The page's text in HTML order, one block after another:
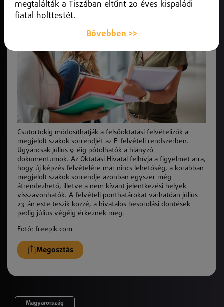
Csütörtökig módosíthatják a felsőoktatási felvételizők a
megjelölt szakok sorrendjét az E-felvételi rendszerben.
Ugyancsak július 9-éig pótolhatók a hiányzó
dokumentumok. Az Oktatási Hivatal felhívja a figyelmet arra,
hogy új képzés felvételére már nincs lehetőség, a korábban
megjelölt szakok sorrendje azonban egyszer még
átrendezhető, illetve a nem kívánt jelentkezési helyek
visszavonhatók. A felvételi ponthatárokat várhatóan július
23-án este teszik közzé, a hivatalos besorolási döntések
pedig július végéig érkeznek meg.
Fotó: freepik.com
Megosztás
Magyarország
megtalálták a Tiszában eltűnt 20 éves kispaládi
fiatal holttestét.
Bővebben >>